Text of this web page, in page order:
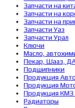
Запчасти на
Запчасти на
Запчасти на
Запчасти Уаз
Запчасти Урал
Ключи
Масло,
Пекар, Шааз,
Подшипники
Продукция
Продукция
Продукция КМЗ
Радиаторы